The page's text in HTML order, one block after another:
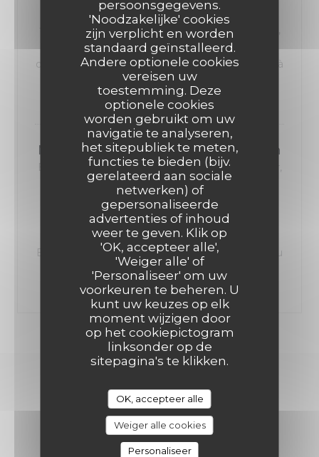
persoonsgegevens.
'Noodzakelijke' cookies
zijn verplicht en worden
standaard geïnstalleerd.
Andere optionele cookies
vereisen uw
toestemming. Deze
optionele cookies
worden gebruikt om uw
navigatie te analyseren,
het sitepubliek te meten,
functies te bieden (bijv.
gerelateerd aan sociale
netwerken) of
gepersonaliseerde
advertenties of inhoud
weer te geven. Klik op
'OK, accepteer alle',
'Weiger alle' of
'Personaliseer' om uw
voorkeuren te beheren. U
kunt uw keuzes op elk
moment wijzigen door
op het cookiepictogram
linksonder op de
sitepagina's te klikken.
OK, accepteer alle
Weiger alle cookies
Personaliseer
Salade Vigneronne "Cervelas, salade faîche,
tomates, emmental,oignons rouges, cornichons,
croûtons" ou Emincé de volaille, sauce
champigons, garniture au choix ou Plat du jour « à
l’ardoise »
12,50 EUR
MENU ENFANT Plat + Dessert + Boisson
Burger Pain Bretzel, steak haché, sauce cheddar,
frites ou haricots Fish & chips 2 aiguillettes de
colin, frites Poulet pané Frites ou haricots
Jambon-frites + 2 boules de glace ou petite
profiterole ou marshmallow sauce choco +
Boisson 18 cl : Sirop à l’eau ou Diabolo ou Coca ou
Thé glacé Cocktail Virgin Planteur + 1€
9,00 EUR
DOUCEURS & CAFÉS